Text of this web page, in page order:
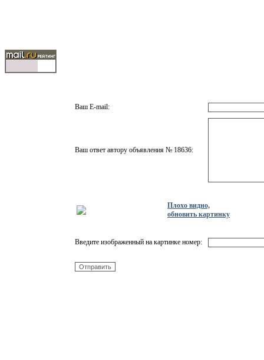
Ваш E-mail:
Ваш ответ автору объявления № 18636:
Плохо видно,
обновить картинку
Введите изображенный на картинке номер: